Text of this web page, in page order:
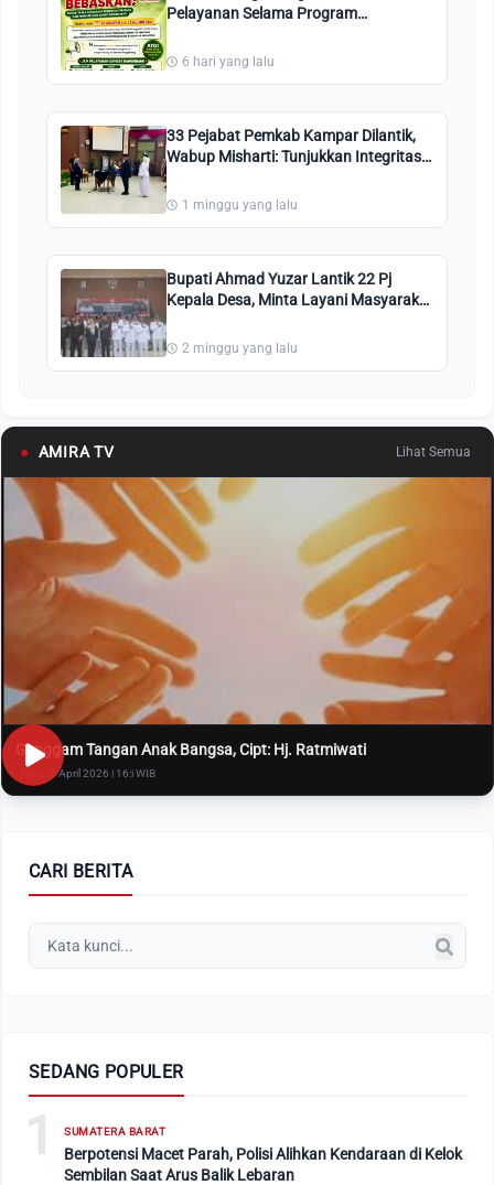
Pelayanan Selama Program
Bermotor
6 hari yang lalu
33 Pejabat Pemkab Kampar Dilantik,
Wabup Misharti: Tunjukkan Integritas
1 minggu yang lalu
Bupati Ahmad Yuzar Lantik 22 Pj
Kepala Desa, Minta Layani Masyarakat
2 minggu yang lalu
● AMIRA TV Lihat Semua
Genggam Tangan Anak Bangsa, Cipt: Hj. Ratmiwati
Rabu, 8 April 2026 | 16:i WIB
CARI BERITA
SEDANG POPULER
1 SUMATERA BARAT
Berpotensi Macet Parah, Polisi Alihkan Kendaraan di Kelok
Sembilan Saat Arus Balik Lebaran